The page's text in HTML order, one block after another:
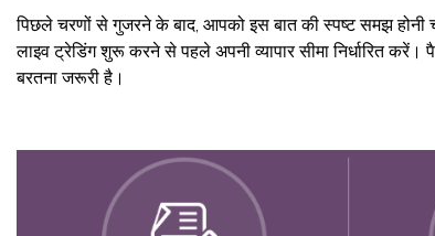
पिछले चरणों से गुजरने के बाद, आपको इस बात की स्पष्ट समझ
लाइव ट्रेडिंग शुरू करने से पहले अपनी व्यापार सीमा निर्धारित करें।
बरतना जरूरी है।